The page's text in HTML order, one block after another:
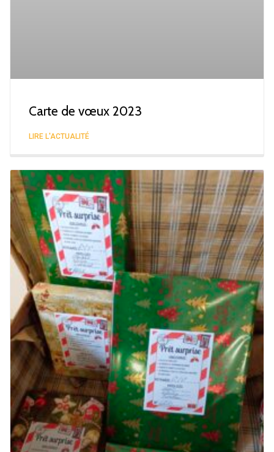
Carte de vœux 2023
LIRE L'ACTUALITÉ